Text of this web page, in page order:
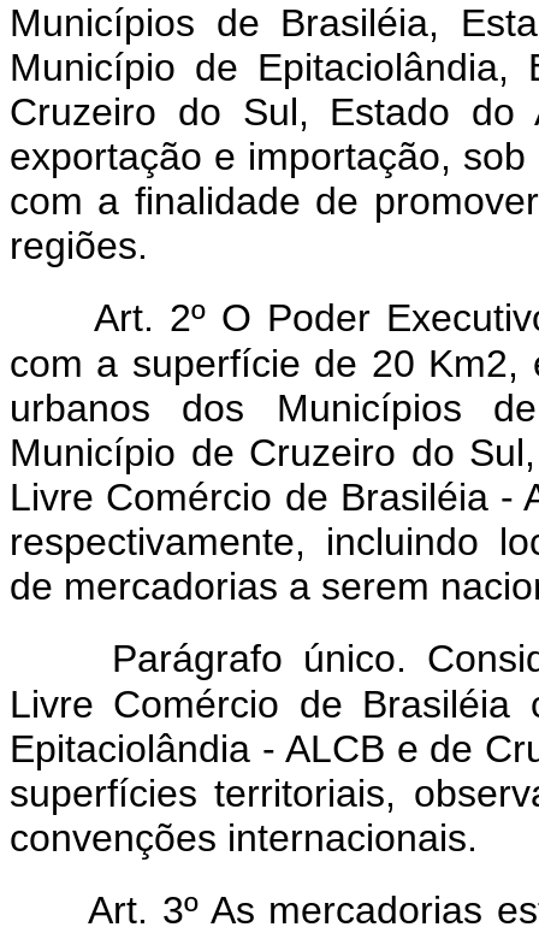
Municípios de Brasiléia,
Município de
Cruzeiro do Sul, Estado
exportação e importação,
com a finalidade de
regiões.
Art. 2º O Poder
com a superfície de 20 Km2,
urbanos dos Municípios
Município de Cruzeiro do
Livre Comércio de Brasiléia -
respectivamente, incluindo
de mercadorias a serem
Parágrafo único.
Livre Comércio de
Epitaciolândia - ALCB e de
superfícies territoriais,
convenções internacionais.
Art. 3º As mercadorias